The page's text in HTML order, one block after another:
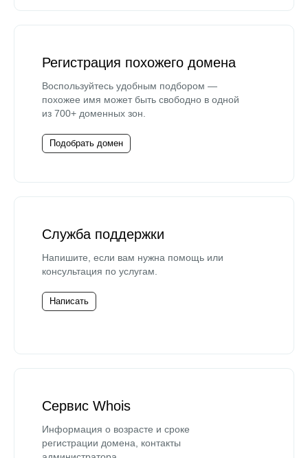
Регистрация похожего домена
Воспользуйтесь удобным подбором —
похожее имя может быть свободно в одной
из 700+ доменных зон.
Подобрать домен
Служба поддержки
Напишите, если вам нужна помощь или
консультация по услугам.
Написать
Сервис Whois
Информация о возрасте и сроке
регистрации домена, контакты